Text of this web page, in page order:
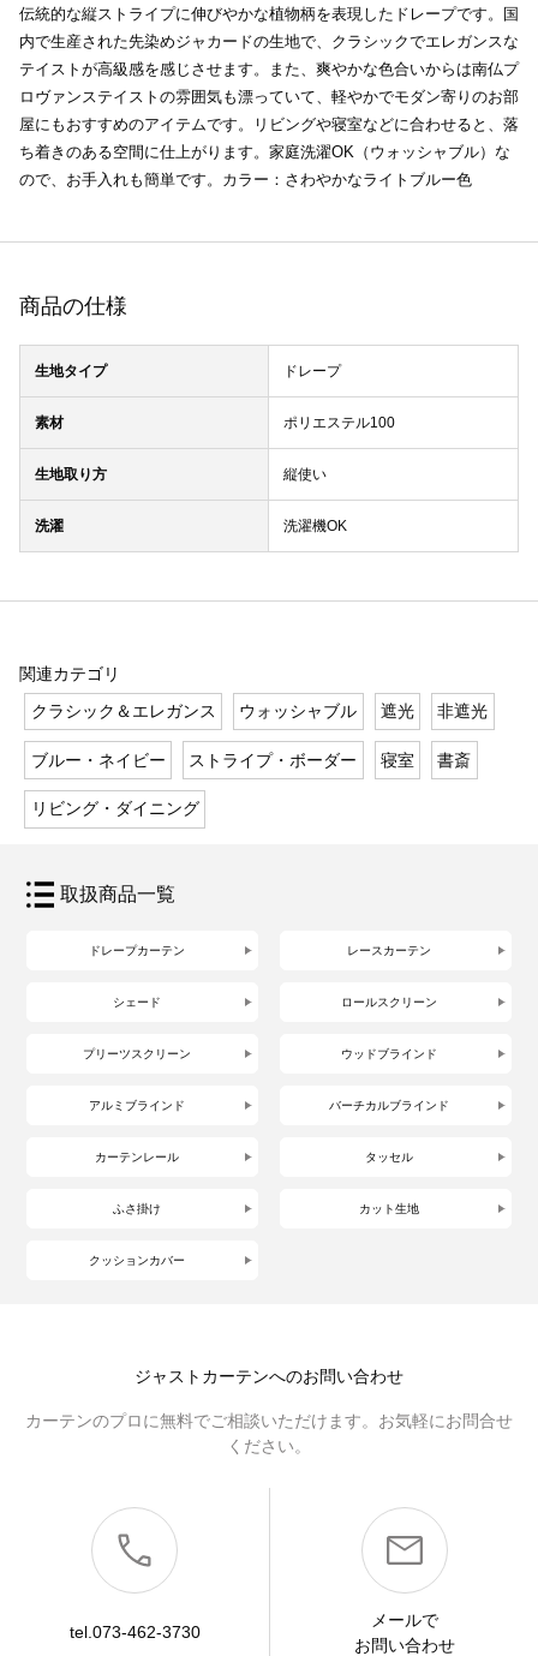
伝統的な縦ストライプに伸びやかな植物柄を表現したドレープです。国
内で生産された先染めジャカードの生地で、クラシックでエレガンスな
テイストが高級感を感じさせます。また、爽やかな色合いからは南仏プ
ロヴァンステイストの雰囲気も漂っていて、軽やかでモダン寄りのお部
屋にもおすすめのアイテムです。リビングや寝室などに合わせると、落
ち着きのある空間に仕上がります。家庭洗濯OK（ウォッシャブル）な
ので、お手入れも簡単です。カラー：さわやかなライトブルー色
商品の仕様
生地タイプ ドレープ
素材 ポリエステル100
生地取り方 縦使い
洗濯 洗濯機OK
関連カテゴリ
クラシック＆エレガンス
ウォッシャブル 遮光 非遮光
ブルー・ネイビー ストライプ・ボーダー 寝室 書斎
リビング・ダイニング
取扱商品一覧
ドレープカーテン レースカーテン
シェード ロールスクリーン
プリーツスクリーン ウッドブラインド
アルミブラインド バーチカルブラインド
カーテンレール タッセル
ふさ掛け カット生地
クッションカバー
ジャストカーテンへのお問い合わせ
カーテンのプロに無料でご相談いただけます。お気軽にお問合せ
ください。
tel.073-462-3730
メールで
お問い合わせ